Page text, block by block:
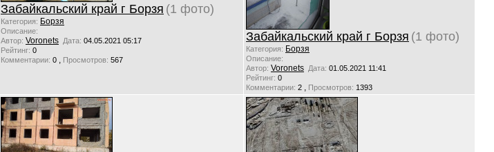
Забайкальский край г Борзя (1 фото)
Категория: Борзя
Описание:
Автор: Voronets Дата: 04.05.2021 05:17
Рейтинг: 0
Комментарии: 0 , Просмотров: 567
Забайкальский край г Борзя (1 фото)
Категория: Борзя
Описание:
Автор: Voronets Дата: 01.05.2021 11:41
Рейтинг: 0
Комментарии: 2 , Просмотров: 1393